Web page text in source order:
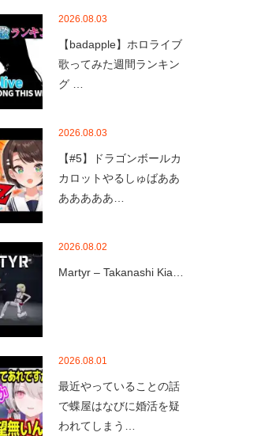
2026.08.03
【badapple】ホロライブ
歌ってみた週間ランキン
グ …
2026.08.03
【#5】ドラゴンボールカ
カロットやるしゅばああ
あああああ…
2026.08.02
Martyr – Takanashi Kia…
2026.08.01
最近やっていることの話
で蝶屋はなびに婚活を疑
われてしまう…